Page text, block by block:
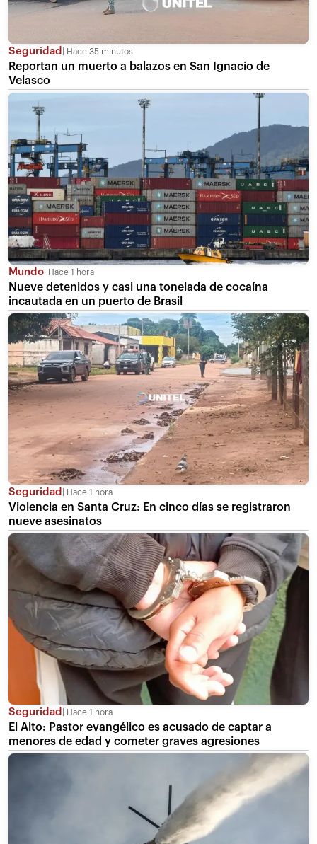
Seguridad Hace 35 minutos
Reportan un muerto a balazos en San Ignacio de
Velasco
Mundo Hace 1 hora
Nueve detenidos y casi una tonelada de cocaína
incautada en un puerto de Brasil
Seguridad Hace 1 hora
Violencia en Santa Cruz: En cinco días se registraron
nueve asesinatos
Seguridad Hace 1 hora
El Alto: Pastor evangélico es acusado de captar a
menores de edad y cometer graves agresiones